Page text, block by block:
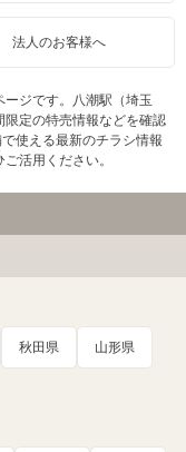
法人のお客様へ
ジです。八潮駅（埼玉
定の特売情報などを確認
使える最新のチラシ情報
活用ください。
秋田県 山形県